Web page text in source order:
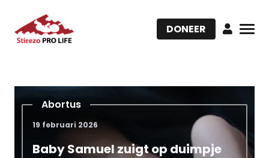
DONEER
Abortus
19 februari 2026
Baby Samuel zuigt op duimpje